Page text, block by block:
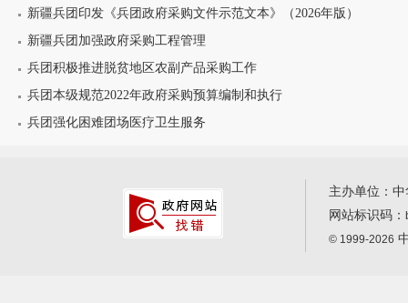
新疆兵团印发《兵团政府采购文件示范文本》（2026年版）
新疆兵团加强政府采购工程管理
兵团积极推进脱贫地区农副产品采购工作
兵团本级规范2022年政府采购预算编制和执行
兵团强化困难团场医疗卫生服务
主办单位：
网站标识码：
© 1999-2026